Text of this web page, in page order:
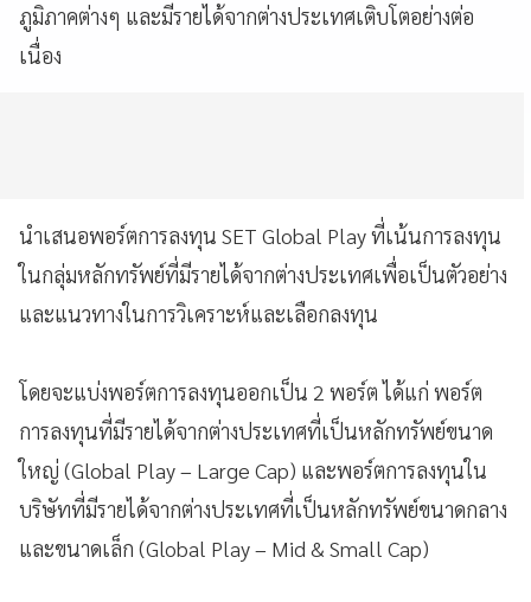
ภูมิภาคต่างๆ และมีรายได้จากต่างประเทศเติบโตอย่างต่อ
เนื่อง
นำเสนอพอร์ตการลงทุน SET Global Play ที่เน้นการลงทุน
ในกลุ่มหลักทรัพย์ที่มีรายได้จากต่างประเทศเพื่อเป็นตัวอย่าง
และแนวทางในการวิเคราะห์และเลือกลงทุน
โดยจะแบ่งพอร์ตการลงทุนออกเป็น 2 พอร์ต ได้แก่ พอร์ต
การลงทุนที่มีรายได้จากต่างประเทศที่เป็นหลักทรัพย์ขนาด
ใหญ่ (Global Play – Large Cap) และพอร์ตการลงทุนใน
บริษัทที่มีรายได้จากต่างประเทศที่เป็นหลักทรัพย์ขนาดกลาง
และขนาดเล็ก (Global Play – Mid & Small Cap)